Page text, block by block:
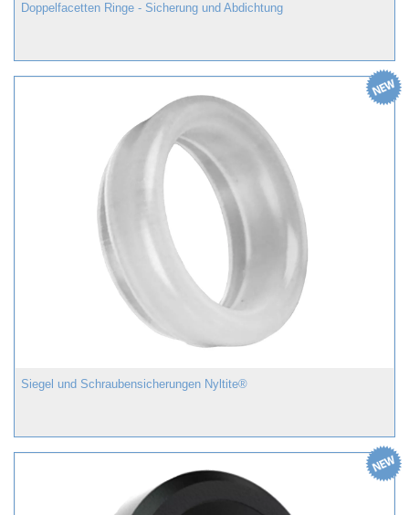
Doppelfacetten Ringe - Sicherung und Abdichtung
Siegel und Schraubensicherungen Nyltite®